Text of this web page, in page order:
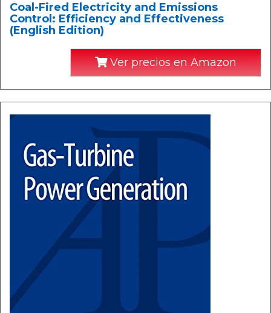
Coal-Fired Electricity and Emissions
Control: Efficiency and Effectiveness
(English Edition)
Ver precios en Amazon